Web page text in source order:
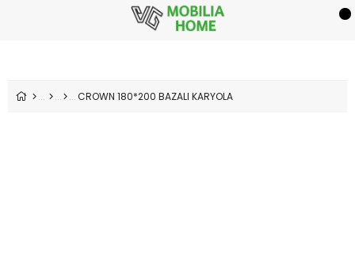
CROWN 180*200 BAZALI KARYOLA